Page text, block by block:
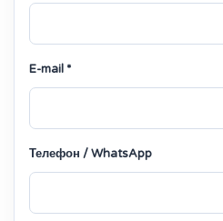
E-mail *
Телефон / WhatsApp